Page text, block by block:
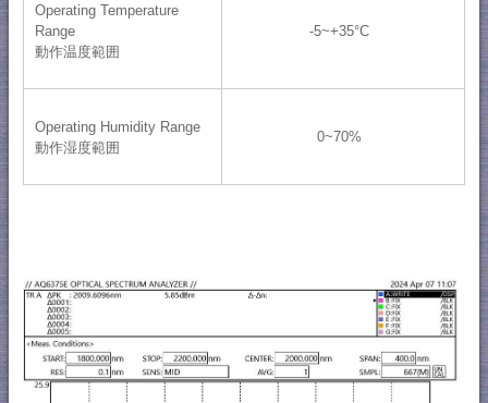
Operating Temperature
Range
動作温度範囲
-5~+35°C
Operating Humidity Range
動作湿度範囲
0~70%